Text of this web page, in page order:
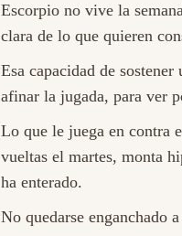
Escorpio no vive la
clara de lo que quieren
Esa capacidad de
afinar la jugada, para ver
Lo que le juega en contra
vueltas el martes, monta
ha enterado.
No quedarse enganchado